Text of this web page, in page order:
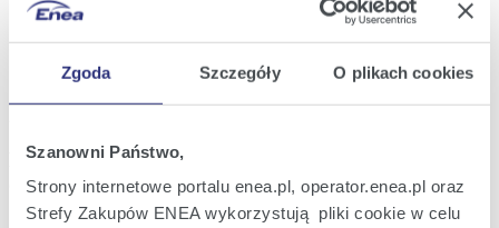
Zgoda Szczegóły O plikach cookies
Szanowni Państwo,
Strony internetowe portalu enea.pl, operator.enea.pl oraz
Strefy Zakupów ENEA wykorzystują pliki cookie w celu
Strona domowa
współpracy
Rejon Bydgoszcz ENEA Serwis sp. z o.o. zaprasza
do współpracy